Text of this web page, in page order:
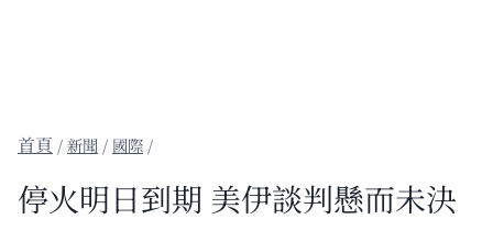
/新聞 / 國際 /
停火明日到期 美伊談判懸而未決